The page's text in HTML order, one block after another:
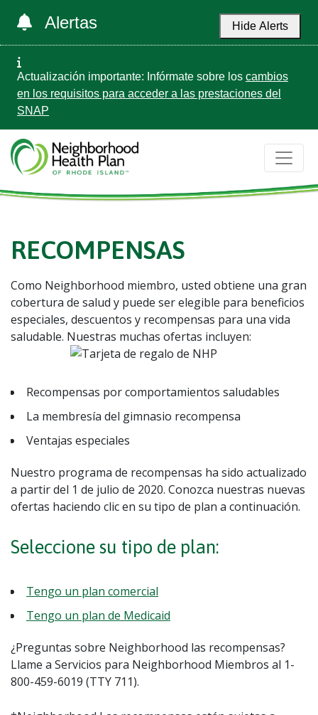
Alertas Hide Alerts
Actualización importante: Infórmate sobre los cambios
en los requisitos para acceder a las prestaciones del
SNAP
RECOMPENSAS
Como Neighborhood miembro, usted obtiene una gran
cobertura de salud y puede ser elegible para beneficios
especiales, descuentos y recompensas para una vida
saludable. Nuestras muchas ofertas incluyen:
Recompensas por comportamientos saludables
La membresía del gimnasio recompensa
Ventajas especiales
Nuestro programa de recompensas ha sido actualizado
a partir del 1 de julio de 2020. Conozca nuestras nuevas
ofertas haciendo clic en su tipo de plan a continuación.
Seleccione su tipo de plan:
Tengo un plan comercial
Tengo un plan de Medicaid
¿Preguntas sobre Neighborhood las recompensas?
Llame a Servicios para Neighborhood Miembros al 1-
800-459-6019 (TTY 711).